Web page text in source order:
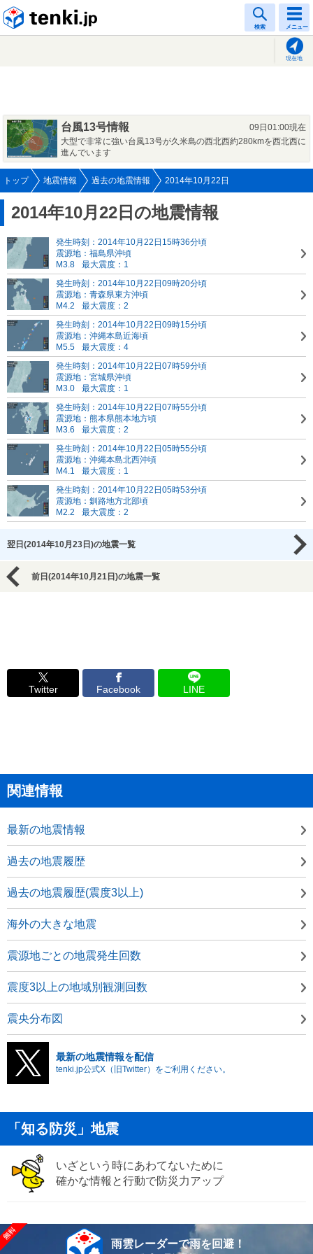
検索 メニュー
現在地
台風13号情報
09日01:00現在
大型で非常に強い台風13号が久米島の西北西約280kmを西北西に
進んでいます
トップ 地震情報 過去の地震情報 2014年10月22日
2014年10月22日の地震情報
発生時刻：2014年10月22日15時36分頃
震源地：福島県沖頃
M3.8
最大震度：1
発生時刻：2014年10月22日09時20分頃
震源地：青森県東方沖頃
M4.2
最大震度：2
発生時刻：2014年10月22日09時15分頃
震源地：沖縄本島近海頃
M5.5
最大震度：4
発生時刻：2014年10月22日07時59分頃
震源地：宮城県沖頃
M3.0
最大震度：1
発生時刻：2014年10月22日07時55分頃
震源地：熊本県熊本地方頃
M3.6
最大震度：2
発生時刻：2014年10月22日05時55分頃
震源地：沖縄本島北西沖頃
M4.1
最大震度：1
発生時刻：2014年10月22日05時53分頃
震源地：釧路地方北部頃
M2.2
最大震度：2
翌日(2014年10月23日)の地震一覧
前日(2014年10月21日)の地震一覧
Twitter Facebook LINE
関連情報
最新の地震情報
過去の地震履歴
過去の地震履歴(震度3以上)
海外の大きな地震
震源地ごとの地震発生回数
震度3以上の地域別観測回数
震央分布図
最新の地震情報を配信
tenki.jp公式X（旧Twitter）をご利用ください。
「知る防災」地震
いざという時にあわてないために
確かな情報と行動で防災力アップ
雨雲レーダーで雨を回避！